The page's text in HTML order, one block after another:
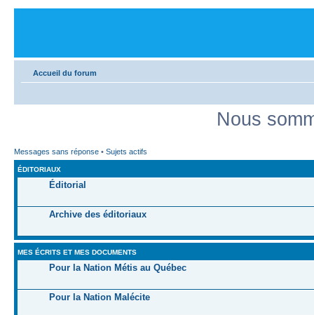
Accueil du forum
Nous
Messages sans réponse • Sujets actifs
ÉDITORIAUX
Éditorial
Archive des éditoriaux
MES ÉCRITS ET MES DOCUMENTS
Pour la Nation Métis au Québec
Pour la Nation Malécite